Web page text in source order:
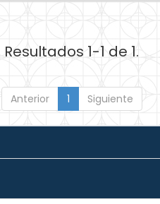
Resultados 1-1 de 1.
Anterior 1 Siguiente